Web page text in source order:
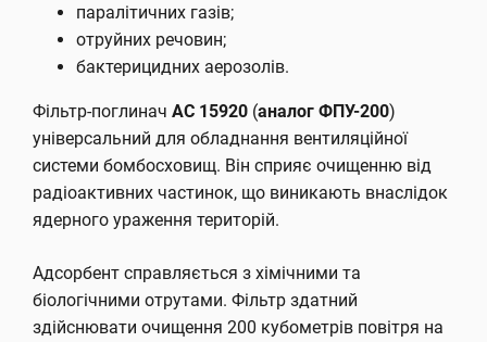
паралітичних газів;
отруйних речовин;
бактерицидних аерозолів.
Фільтр-поглинач АС 15920 (аналог ФПУ-200)
універсальний для обладнання вентиляційної
системи бомбосховищ. Він сприяє очищенню від
радіоактивних частинок, що виникають внаслідок
ядерного ураження територій.
Адсорбент справляється з хімічними та
біологічними отрутами. Фільтр здатний
здійснювати очищення 200 кубометрів повітря на